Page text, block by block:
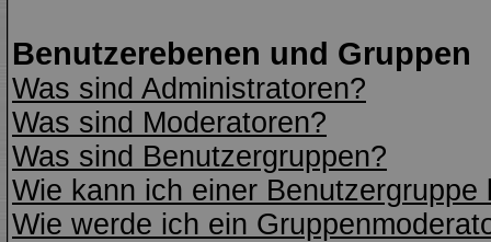
Benutzerebenen und Gruppen
Was sind Administratoren?
Was sind Moderatoren?
Was sind Benutzergruppen?
Wie kann ich einer Benutzergruppe
Wie werde ich ein